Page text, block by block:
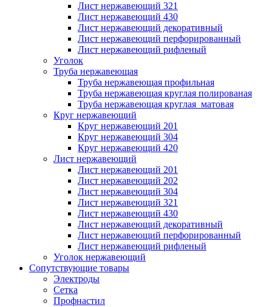
Лист нержавеющий 321
Лист нержавеющий 430
Лист нержавеющий декоративный
Лист нержавеющий перфорированный
Лист нержавеющий рифленый
Уголок
Труба нержавеющая
Труба нержавеющая профильная
Труба нержавеющая круглая полированая
Труба нержавеющая круглая матовая
Круг нержавеющий
Круг нержавеющий 201
Круг нержавеющий 304
Круг нержавеющий 420
Лист нержавеющий
Лист нержавеющий 201
Лист нержавеющий 202
Лист нержавеющий 304
Лист нержавеющий 321
Лист нержавеющий 430
Лист нержавеющий декоративный
Лист нержавеющий перфорированный
Лист нержавеющий рифленый
Уголок нержавеющий
Cопутствующие товары
Электроды
Сетка
Профнастил